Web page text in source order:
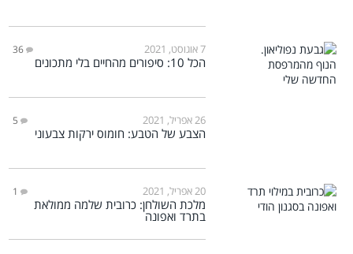
7 אוגוסט, 2021 36
הכל 10: סיפורים מהחיים בלי מתכונים
26 אפריל, 2021 5
הצבע של הטבע: חומוס ירקות צבעוני
20 אפריל, 2021 1
מלכת השולחן: כרובית שלמה ממולאת
בתרד ואפונה